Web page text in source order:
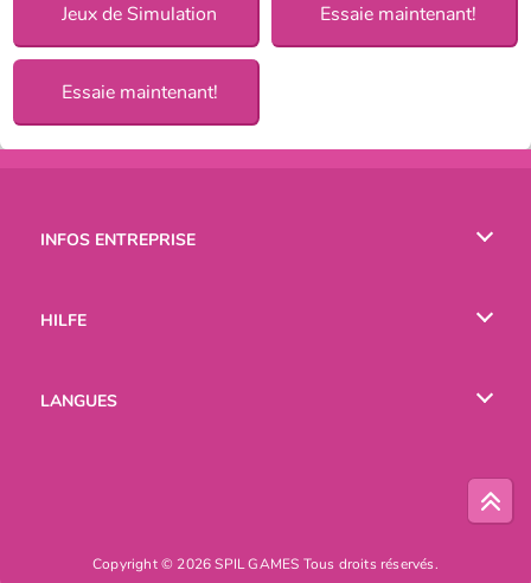
Jeux de Simulation Essaie maintenant!
Essaie maintenant!
INFOS ENTREPRISE
HILFE
LANGUES
Copyright © 2026 SPIL GAMES Tous droits réservés.